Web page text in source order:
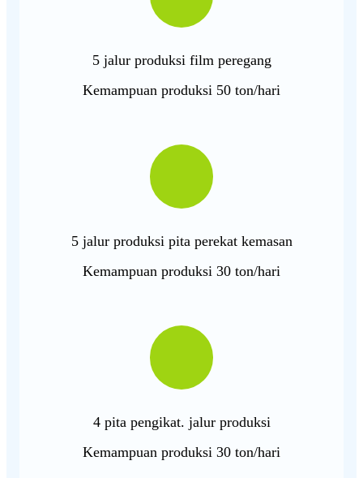
5 jalur produksi film peregang
Kemampuan produksi 50 ton/hari
5 jalur produksi pita perekat kemasan
Kemampuan produksi 30 ton/hari
4 pita pengikat. jalur produksi
Kemampuan produksi 30 ton/hari